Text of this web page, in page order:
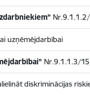
uzņēmējdarbībai
Nr.9.1.1.3/
diskriminācijas